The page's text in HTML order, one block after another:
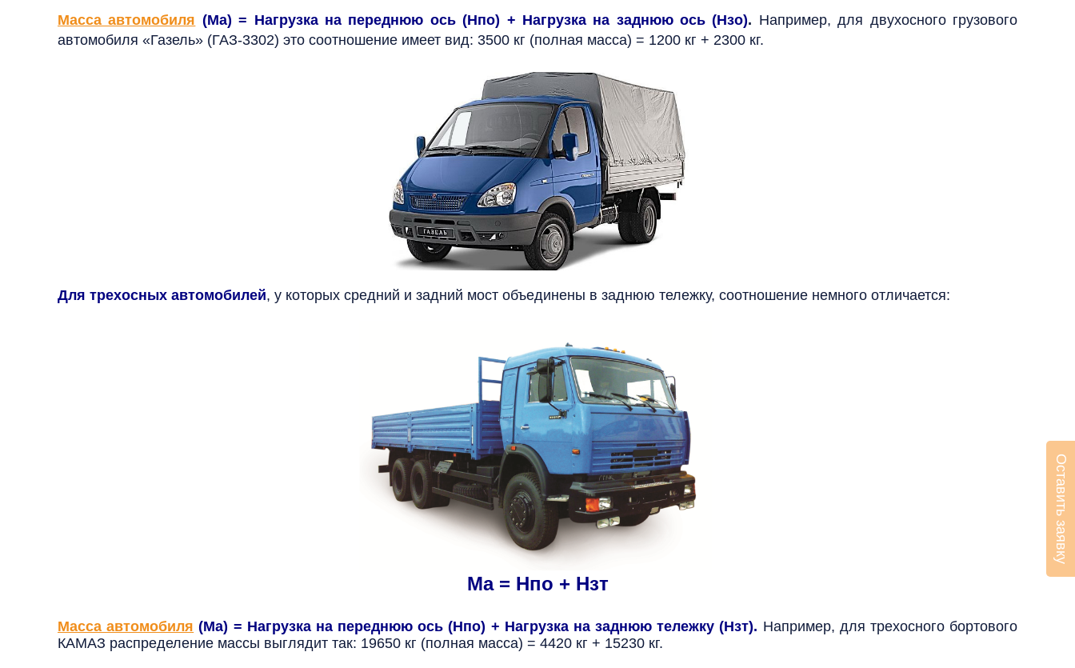
Масса автомобиля (Ма) = Нагрузка на переднюю ось (Нпо) + Нагрузка на заднюю ось (Нзо). Например, для двухосного грузового
автомобиля «Газель» (ГАЗ-3302) это соотношение имеет вид: 3500 кг (полная масса) = 1200 кг + 2300 кг.
Для трехосных автомобилей, у которых средний и задний мост объединены в заднюю тележку, соотношение немного отличается:
Ма = Нпо + Нзт
Масса автомобиля (Ма) = Нагрузка на переднюю ось (Нпо) + Нагрузка на заднюю тележку (Нзт). Например, для трехосного бортового
КАМАЗ распределение массы выглядит так: 19650 кг (полная масса) = 4420 кг + 15230 кг.
Оставить заявку